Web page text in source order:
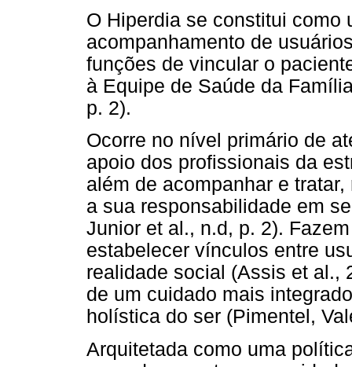
O Hiperdia se constitui como
acompanhamento de
funções de vincular o
à Equipe de Saúde da
p. 2).
Ocorre no nível primário de
apoio dos profissionais da
além de acompanhar e
a sua responsabilidade em
Junior et al., n.d, p. 2).
estabelecer vínculos entre
realidade social (Assis et al.,
de um cuidado mais
holística do ser (Pimentel,
Arquitetada como uma